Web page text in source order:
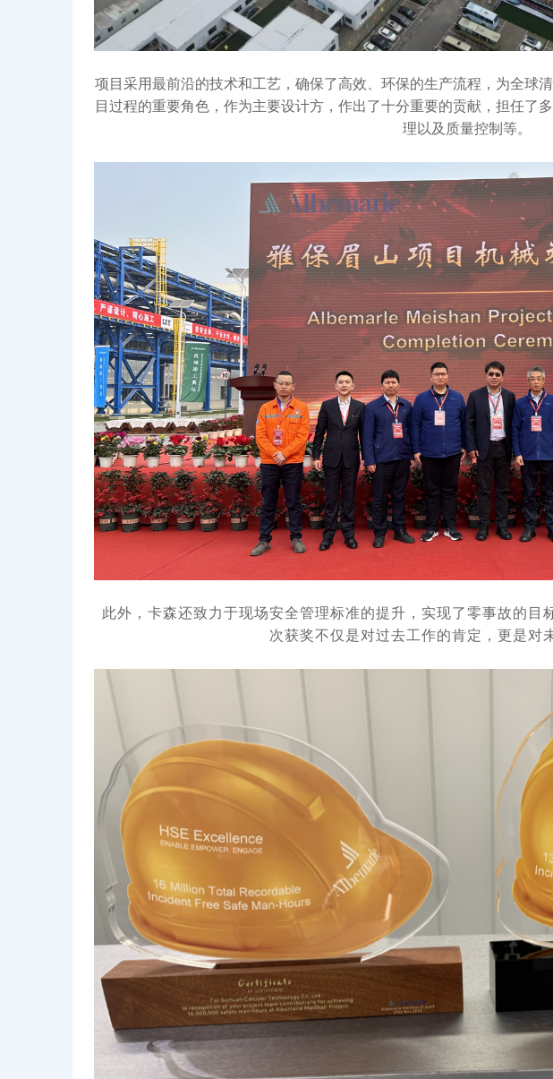
项目采用最前沿的技术和工艺，确保了高效、环保的生产流程，为全球
目过程的重要角色，作为主要设计方，作出了十分重要的贡献，担任了
理以及质量控制等。
此外，卡森还致力于现场安全管理标准的提升，实现了零事故的目
次获奖不仅是对过去工作的肯定，更是对